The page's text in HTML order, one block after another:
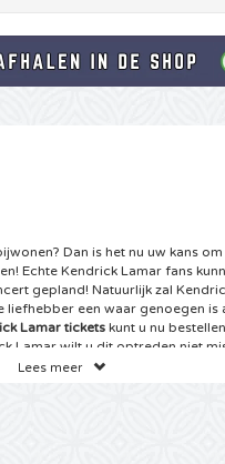
Dan is het nu uw kans
Echte Kendrick Lamar fans
gepland! Natuurlijk zal
liefhebber een waar genoegen is
Lamar tickets kunt u nu
Lamar wilt u dit optreden niet
niet wachten tot de volgende
Lees meer